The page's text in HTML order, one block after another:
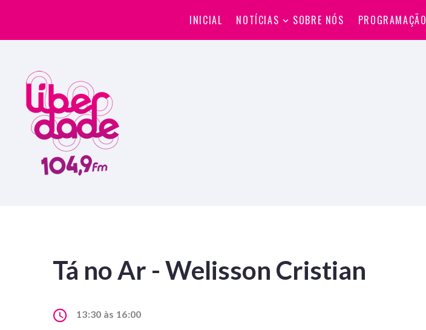
INICIAL NOTÍCIAS SOBRE NÓS PROGRAMAÇÃO
Tá no Ar - Welisson Cristian
13:30 às 16:00